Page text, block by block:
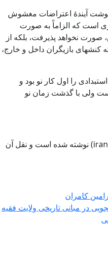
آیندۀ اعتراضات مغشوش
است که الزاماً به صورت
نخواهد پذیرفت، بلکه از
کنشهای بازیگران داخل و خارج،
را اول کار نو بود و
ولی با گذشت زمان نو
این مقاله برای سایت (iranliberal.com) نوشته شده است و نقل آن
کامران
در مبانی تاریخی ولایت فقیه